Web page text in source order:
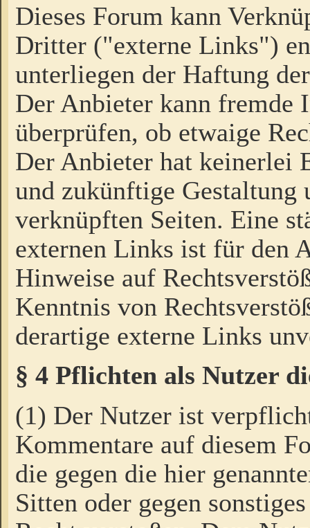
Dieses Forum kann
Dritter ("externe Links")
unterliegen der Haftung
Der Anbieter kann fremde
überprüfen, ob etwaige
Der Anbieter hat keinerlei
und zukünftige Gestaltung
verknüpften Seiten. Eine
externen Links ist für den
Hinweise auf
Kenntnis von
derartige externe Links
§ 4 Pflichten als Nutzer
(1) Der Nutzer ist
Kommentare auf diesem
die gegen die hier
Sitten oder gegen